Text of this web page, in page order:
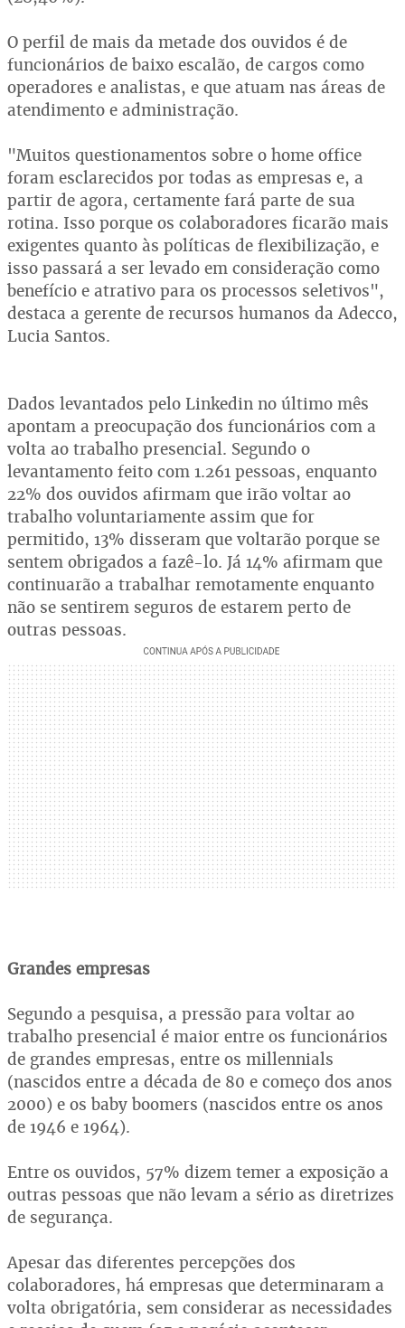
O perfil de mais da metade dos ouvidos é de
funcionários de baixo escalão, de cargos como
operadores e analistas, e que atuam nas áreas de
atendimento e administração.
"Muitos questionamentos sobre o home office
foram esclarecidos por todas as empresas e, a
partir de agora, certamente fará parte de sua
rotina. Isso porque os colaboradores ficarão mais
exigentes quanto às políticas de flexibilização, e
isso passará a ser levado em consideração como
benefício e atrativo para os processos seletivos",
destaca a gerente de recursos humanos da Adecco,
Lucia Santos.
Dados levantados pelo Linkedin no último mês
apontam a preocupação dos funcionários com a
volta ao trabalho presencial. Segundo o
levantamento feito com 1.261 pessoas, enquanto
22% dos ouvidos afirmam que irão voltar ao
trabalho voluntariamente assim que for
permitido, 13% disseram que voltarão porque se
sentem obrigados a fazê-lo. Já 14% afirmam que
continuarão a trabalhar remotamente enquanto
não se sentirem seguros de estarem perto de
outras pessoas.
Grandes empresas
Segundo a pesquisa, a pressão para voltar ao
trabalho presencial é maior entre os funcionários
de grandes empresas, entre os millennials
(nascidos entre a década de 80 e começo dos anos
2000) e os baby boomers (nascidos entre os anos
de 1946 e 1964).
Entre os ouvidos, 57% dizem temer a exposição a
outras pessoas que não levam a sério as diretrizes
de segurança.
Apesar das diferentes percepções dos
colaboradores, há empresas que determinaram a
volta obrigatória, sem considerar as necessidades